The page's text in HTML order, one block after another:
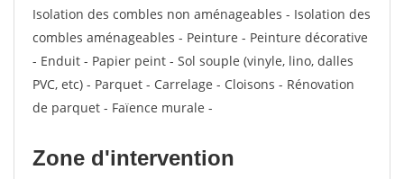
Isolation des combles non aménageables - Isolation des
combles aménageables - Peinture - Peinture décorative
- Enduit - Papier peint - Sol souple (vinyle, lino, dalles
PVC, etc) - Parquet - Carrelage - Cloisons - Rénovation
de parquet - Faïence murale -
Zone d'intervention